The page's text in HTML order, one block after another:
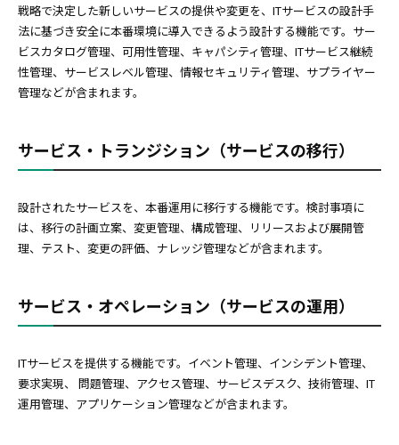
戦略で決定した新しいサービスの提供や変更を、ITサービスの設計手
法に基づき安全に本番環境に導入できるよう設計する機能です。サー
ビスカタログ管理、可用性管理、キャパシティ管理、ITサービス継続
性管理、サービスレベル管理、情報セキュリティ管理、サプライヤー
管理などが含まれます。
サービス・トランジション（サービスの移行）
設計されたサービスを、本番運用に移行する機能です。検討事項に
は、移行の計画立案、変更管理、構成管理、リリースおよび展開管
理、テスト、変更の評価、ナレッジ管理などが含まれます。
サービス・オペレーション（サービスの運用）
ITサービスを提供する機能です。イベント管理、インシデント管理、
要求実現、 問題管理、アクセス管理、サービスデスク、技術管理、IT
運用管理、アプリケーション管理などが含まれます。